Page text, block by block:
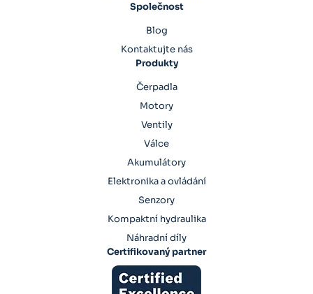
Společnost
Blog
Kontaktujte nás
Produkty
Čerpadla
Motory
Ventily
Válce
Akumulátory
Elektronika a ovládání
Senzory
Kompaktní hydraulika
Náhradní díly
Certifikovaný partner